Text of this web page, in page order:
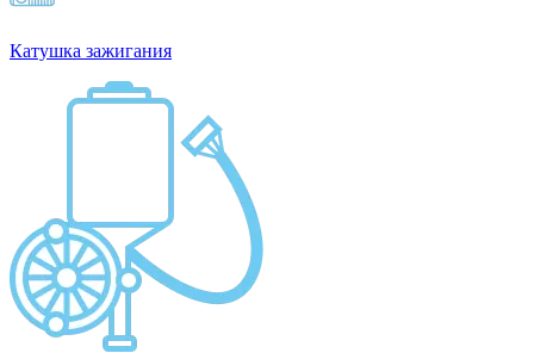
Катушка зажигания